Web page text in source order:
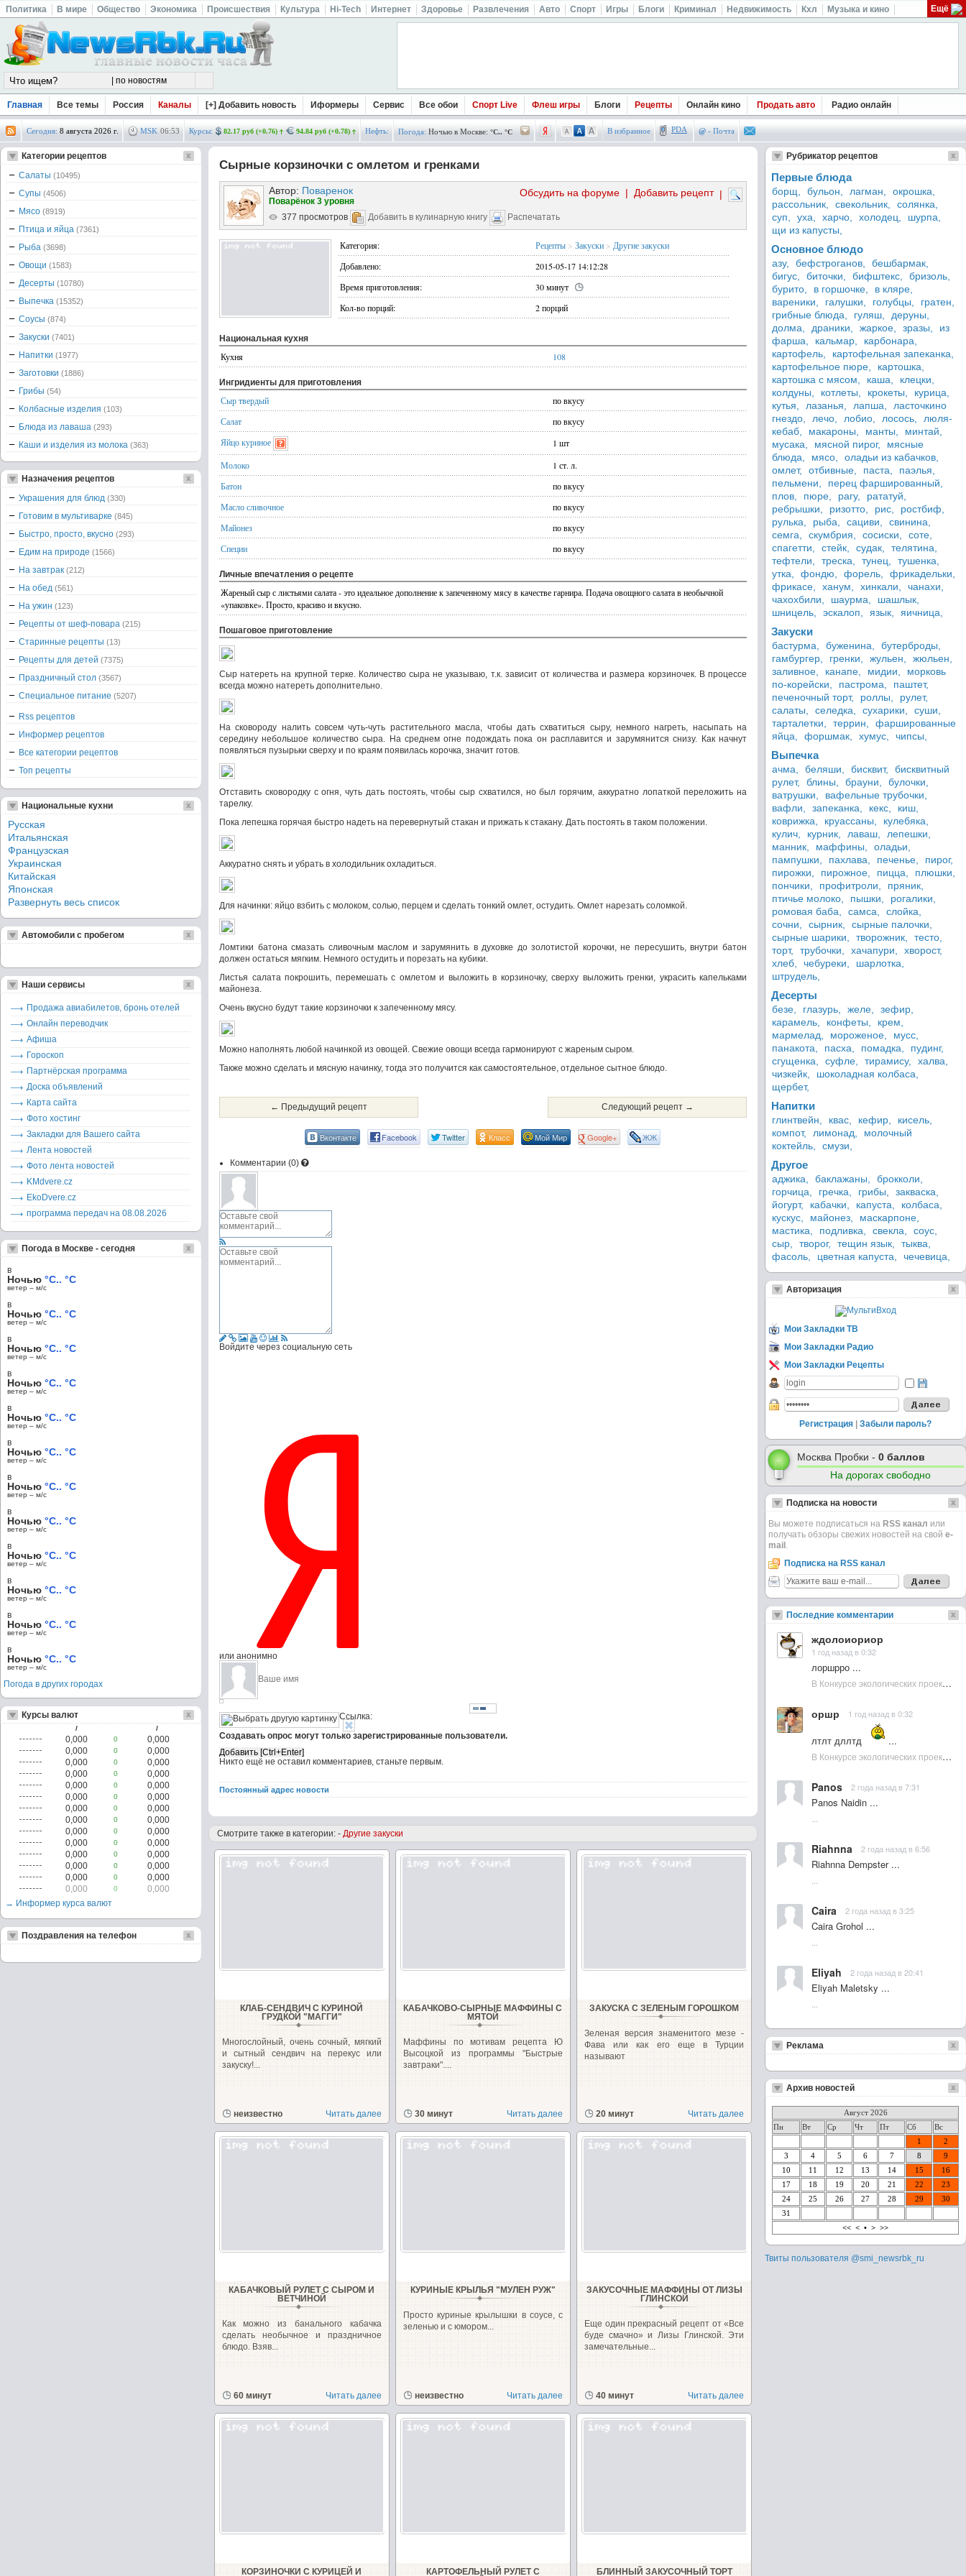
Политика В мире Общество Экономика Происшествия Культура Hi-Tech Интернет Здоровье Развлечения Авто Спорт Игры Блоги Криминал Недвижимость Кхл Музыка и кино Ещё
Главная Все темы Россия Каналы [+] Добавить новость Иформеры Сервис Все обои Спорт Live Флеш игры Блоги Рецепты Онлайн кино Продать авто Радио онлайн
Сегодня: 8 августа 2026 г. MSK 06:53 Курсы: 82.17 руб (+0.76) 94.84 руб (+0.78) Нефть: Погода: Ночью в Москве: °C.. °C В избранное PDA @ - Почта
Сырные корзиночки с омлетом и гренками
Автор: Поваренок |
Добавить рецепт
|
Обсудить на форуме
Поварёнок 3 уровня
377 просмотров
Добавить в кулинарную книгу Распечатать
Категория: Рецепты > Закуски > Другие закуски
Добавлено:
2015-05-17 14:12:28
Время приготовления:
30 минут
Кол-во порций:
2 порций
Национальная кухня
Кухня 108
Ингридиенты для приготовления
Сыр твердый
по вкусу
Салат
по вкусу
Яйцо куриное
1 шт
Молоко
1 ст. л.
Батон
по вкусу
Масло сливочное
по вкусу
Майонез
по вкусу
Специи
по вкусу
Личные впечатления о рецепте
Жареный сыр с листьями салата - это идеальное дополнение к запеченному мясу в качестве гарнира. Подача овощного салата в необычной
«упаковке». Просто, красиво и вкусно.
Пошаговое приготовление
Сыр натереть на крупной терке. Количество сыра не указываю, т.к. зависит от количества и размера корзиночек. В процессе
всегда можно натереть дополнительно.
На сковороду налить совсем чуть-чуть растительного масла, чтобы дать схватиться сыру, немного нагреть, насыпать на
середину небольшое количество сыра. На среднем огне подождать пока он расплавится и зарумянится снизу. Как начнут
появляться пузырьки сверху и по краям появилась корочка, значит готов.
Отставить сковородку с огня, чуть дать постоять, чтобы сыр схватился, но был горячим, аккуратно лопаткой переложить на
тарелку.
Пока лепешка горячая быстро надеть на перевернутый стакан и прижать к стакану. Дать постоять в таком положении.
Аккуратно снять и убрать в холодильник охладиться.
Для начинки: яйцо взбить с молоком, солью, перцем и сделать тонкий омлет, остудить. Омлет нарезать соломкой.
Ломтики батона смазать сливочным маслом и зарумянить в духовке до золотистой корочки, не пересушить, внутри батон
должен остаться мягким. Немного остудить и порезать на кубики.
Листья салата покрошить, перемешать с омлетом и выложить в корзиночку, сверху выложить гренки, украсить капельками
майонеза.
Очень вкусно будут такие корзиночки к запеченному мясу.
Можно наполнять любой начинкой из овощей. Свежие овощи всегда гармонируют с жареным сыром.
Также можно сделать и мясную начинку, тогда это получится как самостоятельное, отдельное сытное блюдо.
← Предыдущий рецепт Следующий рецепт →
Вконтакте Facebook Twitter Класс Мой Мир Google+ ЖЖ
Комментарии (0)
Войдите через социальную сеть
или анонимно
Ссылка:
Создавать опрос могут только зарегистрированные пользователи.
Никто ещё не оставил комментариев, станьте первым.
Постоянный адрес новости
Смотрите также в категории: -Другие закуски
КЛАБ-СЕНДВИЧ С КУРИНОЙ
ГРУДКОЙ "МАГГИ"
Многослойный, очень сочный, мягкий
и сытный сендвич на перекус или
закуску!...
неизвестно Читать далее
КАБАЧКОВО-СЫРНЫЕ МАФФИНЫ С
МЯТОЙ
Маффины по мотивам рецепта Ю
Высоцкой из программы "Быстрые
завтраки"....
30 минут Читать далее
ЗАКУСКА С ЗЕЛЕНЫМ ГОРОШКОМ
Зеленая версия знаменитого мезе -
Фава или как его еще в Турции
называют
20 минут Читать далее
КАБАЧКОВЫЙ РУЛЕТ С СЫРОМ И
ВЕТЧИНОЙ
Как можно из банального кабачка
сделать необычное и праздничное
блюдо. Взяв...
60 минут Читать далее
КУРИНЫЕ КРЫЛЬЯ "МУЛЕН РУЖ"
Просто куриные крылышки в соусе, с
зеленью и с юмором...
неизвестно Читать далее
ЗАКУСОЧНЫЕ МАФФИНЫ ОТ ЛИЗЫ
ГЛИНСКОЙ
Еще один прекрасный рецепт от «Все
буде смачно» и Лизы Глинской. Эти
замечательные...
40 минут Читать далее
КОРЗИНОЧКИ С КУРИЦЕЙ И
КАРТОФЕЛЬНЫЙ РУЛЕТ С
БЛИННЫЙ ЗАКУСОЧНЫЙ ТОРТ
Категории рецептов
Салаты (10495)
Супы (4506)
Мясо (8919)
Птица и яйца (7361)
Рыба (3698)
Овощи (1583)
Десерты (10780)
Выпечка (15352)
Соусы (874)
Закуски (7401)
Напитки (1977)
Заготовки (1886)
Грибы (54)
Колбасные изделия (103)
Блюда из лаваша (293)
Каши и изделия из молока (363)
Назначения рецептов
Украшения для блюд (330)
Готовим в мультиварке (845)
Быстро, просто, вкусно (293)
Едим на природе (1566)
На завтрак (212)
На обед (561)
На ужин (123)
Рецепты от шеф-повара (215)
Старинные рецепты (13)
Рецепты для детей (7375)
Праздничный стол (3567)
Специальное питание (5207)
Rss рецептов
Информер рецептов
Все категории рецептов
Топ рецепты
Национальные кухни
Русская
Итальянская
Французская
Украинская
Китайская
Японская
Развернуть весь список
Автомобили с пробегом
Наши сервисы
Продажа авиабилетов, бронь отелей
Онлайн переводчик
Афиша
Гороскоп
Партнёрская программа
Доска объявлений
Карта сайта
Фото хостинг
Закладки для Вашего сайта
Лента новостей
Фото лента новостей
KMdvere.cz
EkoDvere.cz
программа передач на 08.08.2026
Погода в Москве - сегодня
в
Ночью °C.. °C
ветер – м/c
в
Ночью °C.. °C
ветер – м/c
в
Ночью °C.. °C
ветер – м/c
в
Ночью °C.. °C
ветер – м/c
в
Ночью °C.. °C
ветер – м/c
в
Ночью °C.. °C
ветер – м/c
в
Ночью °C.. °C
ветер – м/c
в
Ночью °C.. °C
ветер – м/c
в
Ночью °C.. °C
ветер – м/c
в
Ночью °C.. °C
ветер – м/c
в
Ночью °C.. °C
ветер – м/c
в
Ночью °C.. °C
ветер – м/c
Погода в других городах
Курсы валют
/ /
0,000 0
0,000
0,000
0
0,000
0,000
0
0,000
0,000
0
0,000
0,000
0
0,000
0,000
0
0,000
0,000
0
0,000
0,000
0
0,000
0,000
0
0,000
0,000
0
0,000
0,000
0
0,000
0,000
0
0,000
0,000
0
0,000
0,000
0
0,000
→ Информер курса валют
Поздравления на телефон
Рубрикатор рецептов
Первые блюда
борщ, бульон, лагман,
окрошка,
рассольник,
свекольник,
солянка,
суп,
уха, харчо, холодец,
шурпа,
щи из капусты,
Основное блюдо
азу, бефстроганов,
бешбармак,
бигус,
биточки, бифштекс,
бризоль,
бурито,
в горшочке,
в кляре,
вареники,
галушки, голубцы,
гратен,
грибные блюда,
гуляш,
деруны,
долма,
драники, жаркое, зразы,
из
фарша,
кальмар,
карбонара,
картофель,
картофельная запеканка,
картофельное пюре,
картошка,
картошка с мясом,
каша,
клецки,
колдуны,
котлеты, крокеты,
курица,
кутья,
лазанья, лапша,
ласточкино
гнездо,
лечо, лобио, лосось,
люля-
кебаб,
макароны, манты,
минтай,
мусака,
мясной пирог,
мясные
блюда,
мясо,
оладьи из кабачков,
омлет,
отбивные, паста,
паэлья,
пельмени,
перец фаршированный,
плов,
пюре, рагу,
рататуй,
ребрышки,
ризотто, рис,
ростбиф,
рулька,
рыба, сациви,
свинина,
семга,
скумбрия, сосиски,
соте,
спагетти,
стейк, судак,
телятина,
тефтели,
треска, тунец,
тушенка,
утка,
фондю, форель,
фрикадельки,
фрикасе,
ханум, хинкали,
чанахи,
чахохбили,
шаурма,
шашлык,
шницель,
эскалоп, язык, яичница,
Закуски
бастурма, буженина,
бутерброды,
гамбургер,
гренки, жульен,
жюльен,
заливное,
канапе, мидии,
морковь
по-корейски,
пастрома,
паштет,
печеночный торт,
роллы,
рулет,
салаты,
селедка, сухарики,
суши,
тарталетки,
террин,
фаршированные
яйца,
форшмак, хумус, чипсы,
Выпечка
ачма, беляши, бисквит,
бисквитный
рулет,
блины, брауни,
булочки,
ватрушки,
вафельные трубочки,
вафли,
запеканка, кекс,
киш,
коврижка,
круассаны,
кулебяка,
кулич,
курник, лаваш,
лепешки,
манник,
маффины,
оладьи,
пампушки,
пахлава, печенье,
пирог,
пирожки,
пирожное, пицца,
плюшки,
пончики,
профитроли,
пряник,
птичье молоко,
пышки,
рогалики,
ромовая баба,
самса,
слойка,
сочни,
сырник,
сырные палочки,
сырные шарики,
творожник,
тесто,
торт,
трубочки, хачапури,
хворост,
хлеб,
чебуреки,
шарлотка,
штрудель,
Десерты
безе, глазурь, желе,
зефир,
карамель,
конфеты,
крем,
мармелад,
мороженое,
мусс,
панакота,
пасха, помадка,
пудинг,
сгущенка,
суфле, тирамису,
халва,
чизкейк,
шоколадная колбаса,
щербет,
Напитки
глинтвейн, квас, кефир,
кисель,
компот,
лимонад,
молочный
коктейль,
смузи,
Другое
аджика, баклажаны,
брокколи,
горчица,
гречка, грибы,
закваска,
йогурт,
кабачки, капуста,
колбаса,
кускус,
майонез,
маскарпоне,
мастика,
подливка, свекла,
соус,
сыр,
творог, тещин язык,
тыква,
фасоль,
цветная капуста, чечевица,
Авторизация
Мои Закладки ТВ
Мои Закладки Радио
Мои Закладки Рецепты
Регистрация Забыли пароль?
Москва Пробки - 0 баллов
На дорогах свободно
Подписка на новости
Вы можете подписаться на RSS канал или
получать обзоры свежих новостей на свой e-
mail .
Подписка на RSS канал
Последние комментарии
ждолоиориор
1 год назад в 0:32
лоршрро ...
В Конкурсе экологических проектов в Подмосковье активно участвовала молодежь :: NewsRbk.ru...
оршр 1 год назад в 0:32
лтлт дллтд
...
В Конкурсе экологических проектов в Подмосковье активно участвовала молодежь :: NewsRbk.ru...
Panos 2 года назад в 7:31
Panos Naidin ...
Riahnna 2 года назад в 6:56
Riahnna Dempster ...
Caira 2 года назад в 3:25
Caira Grohol ...
Eliyah 2 года назад в 20:41
Eliyah Maletsky ...
Реклама
Архив новостей
Август 2026
Пн
Вт Ср Чт Пт Сб
Вс
1
2
3
4 5 6 7 8
9
10
11 12 13 14 15
16
17
18 19 20 21 22
23
24
25 26 27 28 29
30
31
<< < • > >>
Твиты пользователя @smi_newsrbk_ru